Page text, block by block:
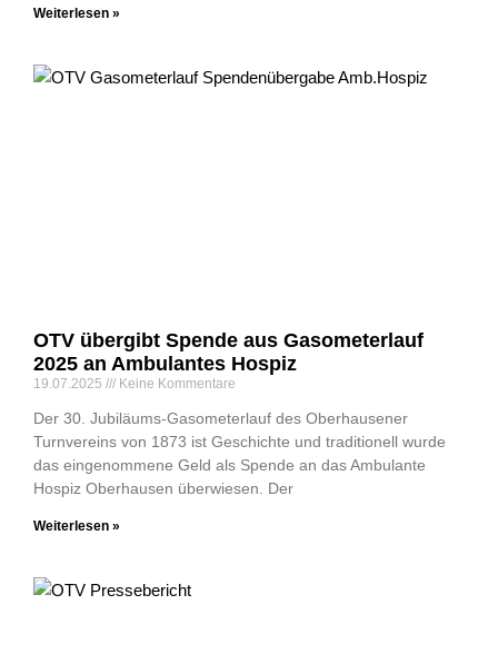
Weiterlesen »
OTV übergibt Spende aus Gasometerlauf
2025 an Ambulantes Hospiz
19.07.2025 Keine Kommentare
Der 30. Jubiläums-Gasometerlauf des Oberhausener
Turnvereins von 1873 ist Ge­schichte und traditionell wurde
das eingenommene Geld als Spende an das Ambulante
Hospiz Oberhausen überwiesen. Der
Weiterlesen »